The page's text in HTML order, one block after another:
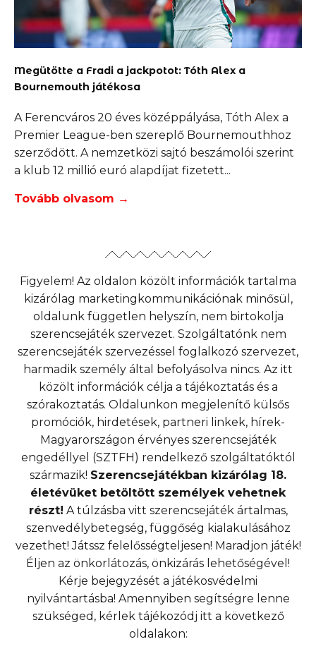
Megütötte a Fradi a jackpotot: Tóth Alex a
Bournemouth játékosa
A Ferencváros 20 éves középpályása, Tóth Alex a
Premier League-ben szereplő Bournemouthhoz
szerződött. A nemzetközi sajtó beszámolói szerint
a klub 12 millió euró alapdíjat fizetett
Tovább olvasom →
Figyelem! Az oldalon közölt információk tartalma
kizárólag marketingkommunikációnak minősül,
oldalunk független helyszín, nem birtokolja
szerencsejáték szervezet. Szolgáltatónk nem
szerencsejáték szervezéssel foglalkozó szervezet,
harmadik személy által befolyásolva nincs. Az itt
közölt információk célja a tájékoztatás és a
szórakoztatás. Oldalunkon megjelenítő külsős
promóciók, hirdetések, partneri linkek, hírek-
Magyarországon érvényes szerencsejáték
engedéllyel (SZTFH) rendelkező szolgáltatóktól
származik! Szerencsejátékban kizárólag 18.
életévüket betöltött személyek vehetnek
részt! A túlzásba vitt szerencsejáték ártalmas,
szenvedélybetegség, függőség kialakulásához
vezethet! Játssz felelősségteljesen! Maradjon játék!
Éljen az önkorlátozás, önkizárás lehetőségével!
Kérje bejegyzését a játékosvédelmi
nyilvántartásba! Amennyiben segítségre lenne
szükséged, kérlek tájékozódj itt a következő
oldalakon: